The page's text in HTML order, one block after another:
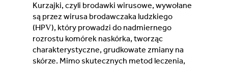
Kurzajki, czyli brodawki wirusowe, wywołane
są przez wirusa brodawczaka ludzkiego
(HPV), który prowadzi do nadmiernego
rozrostu komórek naskórka, tworząc
charakterystyczne, grudkowate zmiany na
skórze. Mimo skutecznych metod leczenia,
Kuwait (Arabic)